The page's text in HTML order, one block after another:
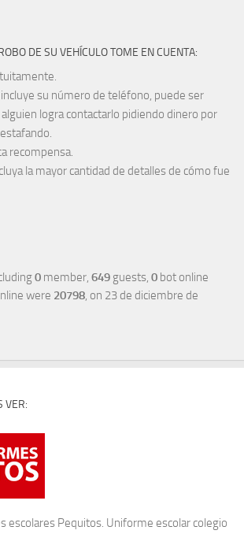
DE SU VEHÍCULO TOME EN CUENTA:
su número de teléfono, puede ser
logra contactarlo pidiendo dinero por
recompensa.
la mayor cantidad de detalles de cómo fue
0 member, 649 guests, 0 bot online
were 20798, on 23 de diciembre de
VER:
escolares Pequitos. Uniforme escolar colegio